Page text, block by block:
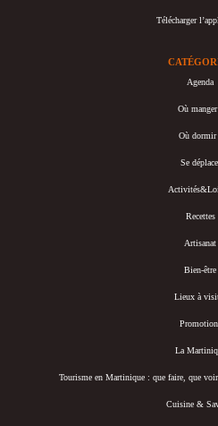
Télécharger
Agenda
Où manger
Où dormir
Se
Recettes
Artisanat
Bien-être
Lieux à
La
Tourisme en Martinique : que faire, que
Cuisine &